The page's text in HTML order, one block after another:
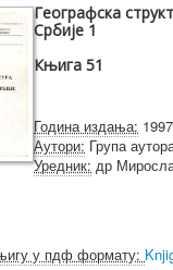
Географска
Србије 1
Књига 51
Година издања: 1997
Аутори: Група
Уредник: др
у пдф формату: